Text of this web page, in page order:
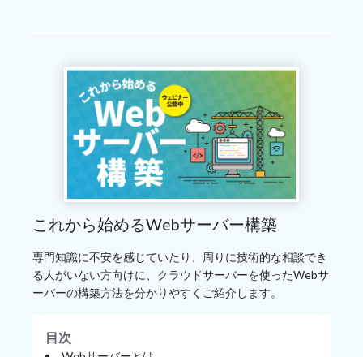
これから始めるWebサーバー構築
専門知識に不安を感じていたり、周りに技術的な相談でき
る人がいない方向けに、クラウドサーバーを使ったWebサ
ーバーの構築方法を分かりやすくご紹介します。
目次